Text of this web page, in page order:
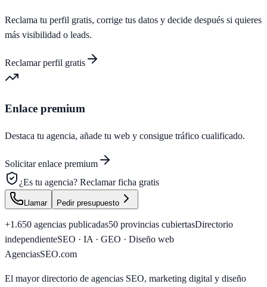
Reclama tu perfil gratis, corrige tus datos y decide después si quieres
más visibilidad o leads.
Reclamar perfil gratis
Enlace premium
Destaca tu agencia, añade tu web y consigue tráfico cualificado.
Solicitar enlace premium
¿Es tu agencia? Reclamar ficha gratis
Llamar Pedir presupuesto
+1.650 agencias publicadas50 provincias cubiertasDirectorio
independienteSEO · IA · GEO · Diseño web
AgenciasSEO.com
El mayor directorio de agencias SEO, marketing digital y diseño